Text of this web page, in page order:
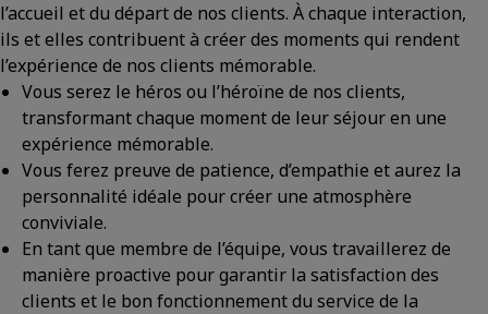
l’accueil et du départ de nos clients. À chaque interaction,
ils et elles contribuent à créer des moments qui rendent
l’expérience de nos clients mémorable.
Vous serez le héros ou l’héroïne de nos clients,
transformant chaque moment de leur séjour en une
expérience mémorable.
Vous ferez preuve de patience, d’empathie et aurez la
personnalité idéale pour créer une atmosphère
conviviale.
En tant que membre de l’équipe, vous travaillerez de
manière proactive pour garantir la satisfaction des
clients et le bon fonctionnement du service de la